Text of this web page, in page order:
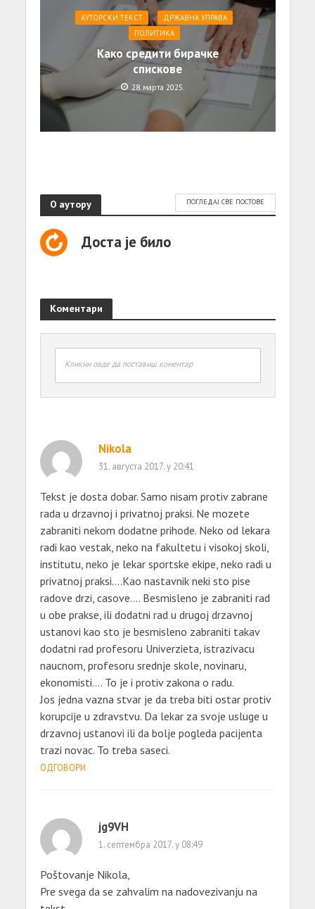
АУТОРСКИ ТЕКСТ
ДРЖАВНА УПРАВА
ПОЛИТИКА
Како средити бирачке
спискове
28. марта 2025.
О аутору ПОГЛЕДАЈ СВЕ ПОСТОВЕ
Доста је било
Коментари
Кликни овде да поставиш коментар
Nikola
31. августа 2017. у 20:41
Tekst je dosta dobar. Samo nisam protiv zabrane
rada u drzavnoj i privatnoj praksi. Ne mozete
zabraniti nekom dodatne prihode. Neko od lekara
radi kao vestak, neko na fakultetu i visokoj skoli,
institutu, neko je lekar sportske ekipe, neko radi u
privatnoj praksi….Kao nastavnik neki sto pise
radove drzi, casove…. Besmisleno je zabraniti rad
u obe prakse, ili dodatni rad u drugoj drzavnoj
ustanovi kao sto je besmisleno zabraniti takav
dodatni rad profesoru Univerzieta, istrazivacu
naucnom, profesoru srednje skole, novinaru,
ekonomisti…. To je i protiv zakona o radu.
Jos jedna vazna stvar je da treba biti ostar protiv
korupcije u zdravstvu. Da lekar za svoje usluge u
drzavnoj ustanovi ili da bolje pogleda pacijenta
trazi novac. To treba saseci.
ОДГОВОРИ
jg9VH
1. септембра 2017. у 08:49
Poštovanje Nikola,
Pre svega da se zahvalim na nadovezivanju na